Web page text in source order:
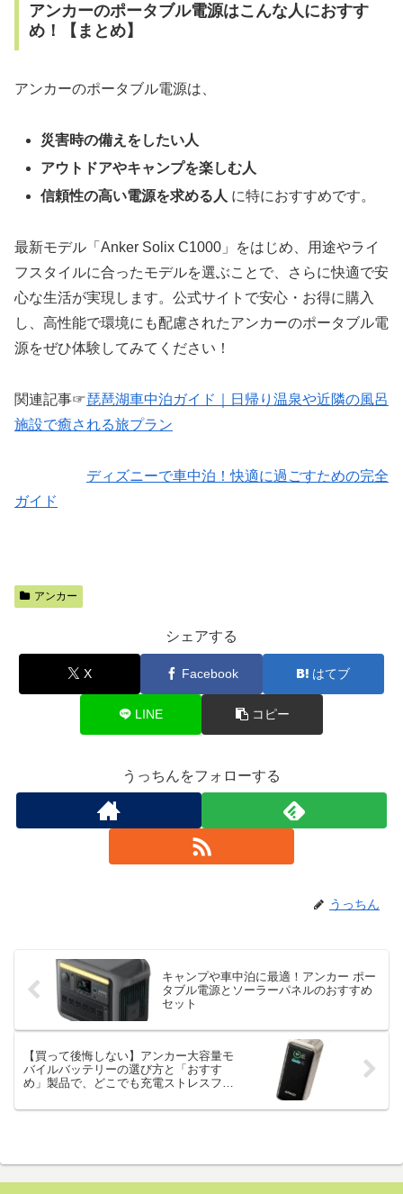
アンカーのポータブル電源はこんな人におすす
め！【まとめ】
アンカーのポータブル電源は、
災害時の備えをしたい人
アウトドアやキャンプを楽しむ人
信頼性の高い電源を求める人 に特におすすめです。
最新モデル「Anker Solix C1000」をはじめ、用途やライ
フスタイルに合ったモデルを選ぶことで、さらに快適で安
心な生活が実現します。公式サイトで安心・お得に購入
し、高性能で環境にも配慮されたアンカーのポータブル電
源をぜひ体験してみてください！
関連記事☞琵琶湖車中泊ガイド｜日帰り温泉や近隣の風呂
施設で癒される旅プラン
ディズニーで車中泊！快適に過ごすための完全
ガイド
アンカー
シェアする
X Facebook はてブ
LINE コピー
うっちんをフォローする
うっちん
キャンプや車中泊に最適！アンカー ポー
タブル電源とソーラーパネルのおすすめ
セット
【買って後悔しない】アンカー大容量モ
バイルバッテリーの選び方と「おすす
め」製品で、どこでも充電ストレスフリ